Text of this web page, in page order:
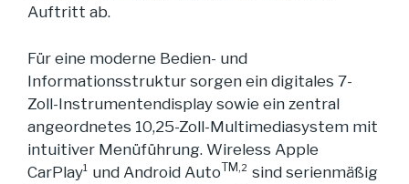
Auftritt ab.
Für eine moderne Bedien- und
Informationsstruktur sorgen ein digitales 7-
Zoll-Instrumentendisplay sowie ein zentral
angeordnetes 10,25-Zoll-Multimediasystem mit
intuitiver Menüführung. Wireless Apple
CarPlay¹ und Android AutoTM,² sind serienmäßig